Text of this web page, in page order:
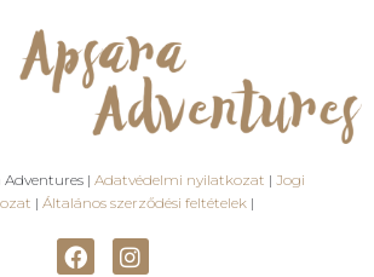
| Adatvédelmi nyilatkozat | Jogi
| Általános szerződési feltételek |